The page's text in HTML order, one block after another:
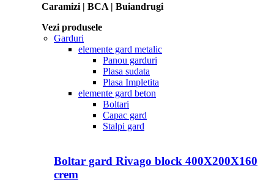
Caramizi | BCA | Buiandrugi
Vezi produsele
Garduri
elemente gard metalic
Panou garduri
Plasa sudata
Plasa Impletita
elemente gard beton
Boltari
Capac gard
Stalpi gard
Boltar gard Rivago block 400X200X160
crem